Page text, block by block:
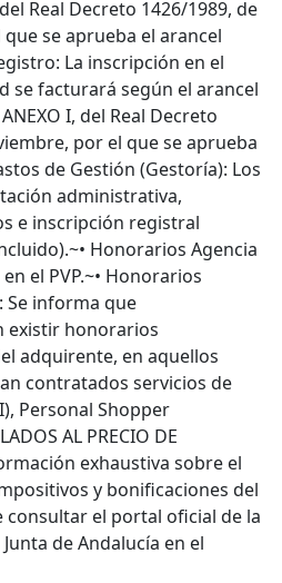
Real Decreto 1426/1989, de
se aprueba el arancel
La inscripción en el
se facturará según el arancel
I, del Real Decreto
por el que se aprueba
de Gestión (Gestoría): Los
administrativa,
e inscripción registral
Honorarios Agencia
el PVP.~• Honorarios
Se informa que
existir honorarios
adquirente, en aquellos
contratados servicios de
Personal Shopper
AL PRECIO DE
exhaustiva sobre el
y bonificaciones del
consultar el portal oficial de la
de Andalucía en el